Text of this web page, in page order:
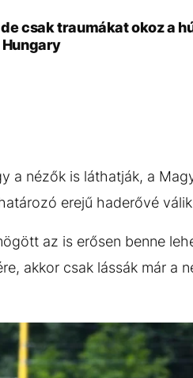
csak traumákat okoz a
a nézők is láthatják, a
erejű haderővé
az is erősen benne
akkor csak lássák már a